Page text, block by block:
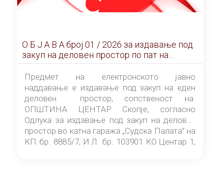
О Б Ј А В А брoj 01 / 2026 за издавање под
закуп на деловен простор по пат на
ЕЛЕКТРОНСКО ЈАВНО НАДДАВАЊЕ
Предмет на електронското јавно
наддавање е издавање под закуп на еден
деловен простор, сопственост на
ОПШТИНА ЦЕНТАР Скопје, согласно
Одлука за издавање под закуп на деловен
простор во катна гаража „Судска Палата” на
КП бр. 8885/7, И.Л. бр. 103901 КО Центар 1,